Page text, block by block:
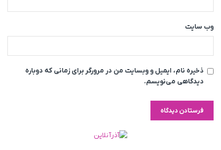
وب‌ سایت
ذخیره نام، ایمیل و وبسایت من در مرورگر برای زمانی که دوباره
دیدگاهی می‌نویسم.